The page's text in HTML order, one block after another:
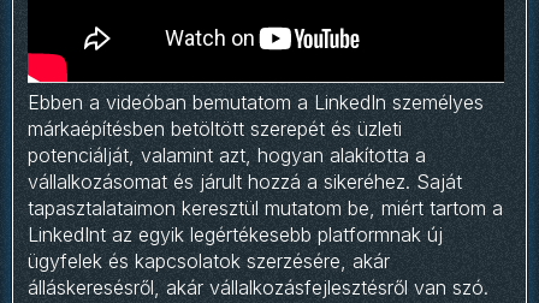
Ebben a videóban bemutatom a LinkedIn személyes
márkaépítésben betöltött szerepét és üzleti
potenciálját, valamint azt, hogyan alakította a
vállalkozásomat és járult hozzá a sikeréhez. Saját
tapasztalataimon keresztül mutatom be, miért tartom a
LinkedInt az egyik legértékesebb platformnak új
ügyfelek és kapcsolatok szerzésére, akár
álláskeresésről, akár vállalkozásfejlesztésről van szó.